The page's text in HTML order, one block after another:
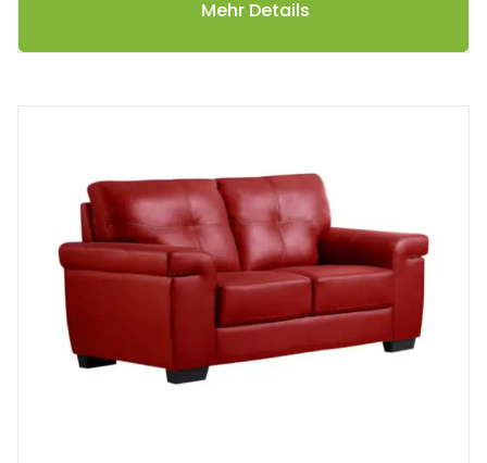
Mehr Details